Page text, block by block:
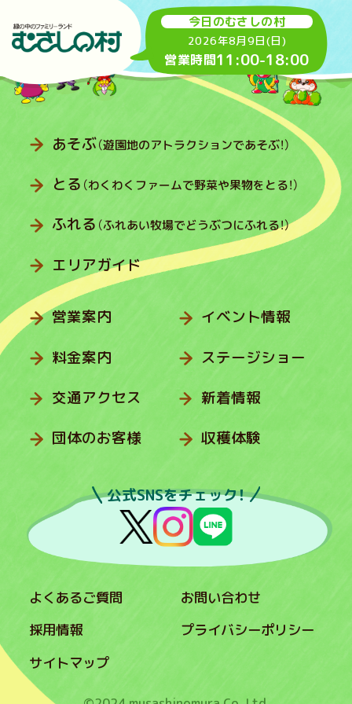
今日のむさしの村
2026年8月9日(日)
営業時間11:00-18:00
あそぶ（遊園地のアトラクションであそぶ！）
とる （わくわくファームで野菜や果物をとる！）
ふれる （ふれあい牧場でどうぶつにふれる！）
エリアガイド
営業案内
料金案内
交通アクセス
団体のお客様
イベント情報
ステージショー
新着情報
収穫体験
公式SNSをチェック！
よくあるご質問
お問い合わせ
採用情報
プライバシーポリシー
サイトマップ